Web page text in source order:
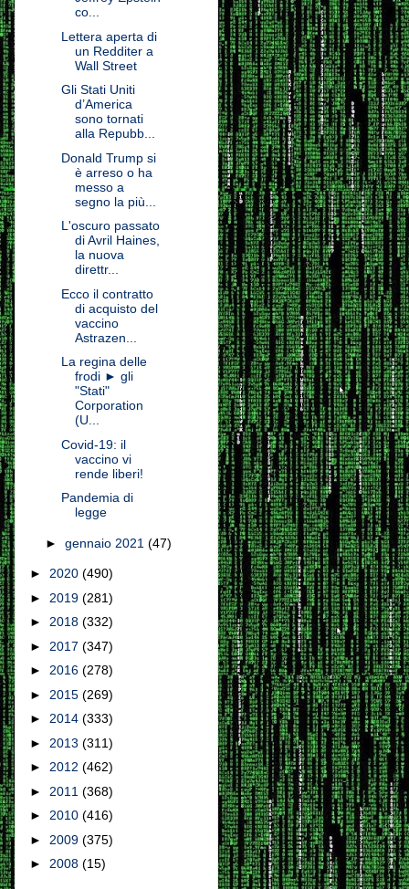
co...
Lettera aperta di
un Redditer a
Wall Street
Gli Stati Uniti
d’America
sono tornati
alla Repubb...
Donald Trump si
è arreso o ha
messo a
segno la più...
L'oscuro passato
di Avril Haines,
la nuova
direttr...
Ecco il contratto
di acquisto del
vaccino
Astrazen...
La regina delle
frodi ► gli
"Stati"
Corporation
(U...
Covid-19: il
vaccino vi
rende liberi!
Pandemia di
legge
► gennaio 2021 (47)
► 2020 (490)
► 2019 (281)
► 2018 (332)
► 2017 (347)
► 2016 (278)
► 2015 (269)
► 2014 (333)
► 2013 (311)
► 2012 (462)
► 2011 (368)
► 2010 (416)
► 2009 (375)
► 2008 (15)